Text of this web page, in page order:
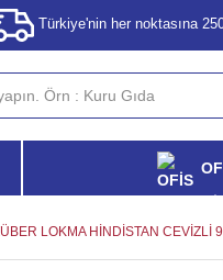
Türkiye'nin her noktasına
LOKMA HİNDİSTAN CEVİZLİ